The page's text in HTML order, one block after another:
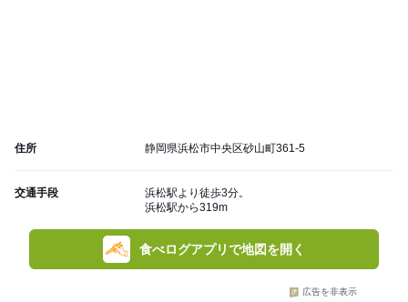
住所 静岡県浜松市中央区砂山町361-5
交通手段
浜松駅より徒歩3分。
浜松駅から319m
食べログアプリで地図を開く
広告を非表示